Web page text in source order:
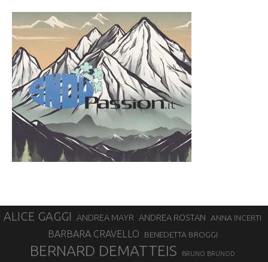
ALICE GAGGI ANDREA MAYR ANDREA ROSTAN ANNA INCERTI
BARBARA CRAVELLO BENEDETTA BROGGI
BERNARD DEMATTEIS BRUNO BRUNOD